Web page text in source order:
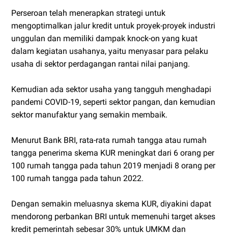
Perseroan telah menerapkan strategi untuk
mengoptimalkan jalur kredit untuk proyek-proyek industri
unggulan dan memiliki dampak knock-on yang kuat
dalam kegiatan usahanya, yaitu menyasar para pelaku
usaha di sektor perdagangan rantai nilai panjang.
Kemudian ada sektor usaha yang tangguh menghadapi
pandemi COVID-19, seperti sektor pangan, dan kemudian
sektor manufaktur yang semakin membaik.
Menurut Bank BRI, rata-rata rumah tangga atau rumah
tangga penerima skema KUR meningkat dari 6 orang per
100 rumah tangga pada tahun 2019 menjadi 8 orang per
100 rumah tangga pada tahun 2022.
Dengan semakin meluasnya skema KUR, diyakini dapat
mendorong perbankan BRI untuk memenuhi target akses
kredit pemerintah sebesar 30% untuk UMKM dan